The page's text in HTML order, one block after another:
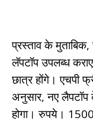
प्रस्ताव के
लॅपटॉप उपलब्ध
छात्र होंगे। एचपी
अनुसार, नए
होगा। रुपये।